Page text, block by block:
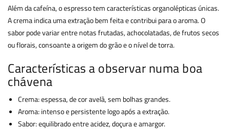
Além da cafeína, o espresso tem características organolépticas únicas.
A crema indica uma extração bem feita e contribui para o aroma. O
sabor pode variar entre notas frutadas, achocolatadas, de frutos secos
ou florais, consoante a origem do grão e o nível de torra.
Características a observar numa boa
chávena
Crema: espessa, de cor avelã, sem bolhas grandes.
Aroma: intenso e persistente logo após a extração.
Sabor: equilibrado entre acidez, doçura e amargor.